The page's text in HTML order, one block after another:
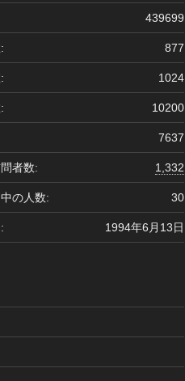
439699
877
1024
10200
7637
1,332
者数:
30
の人数:
1994年6月13日